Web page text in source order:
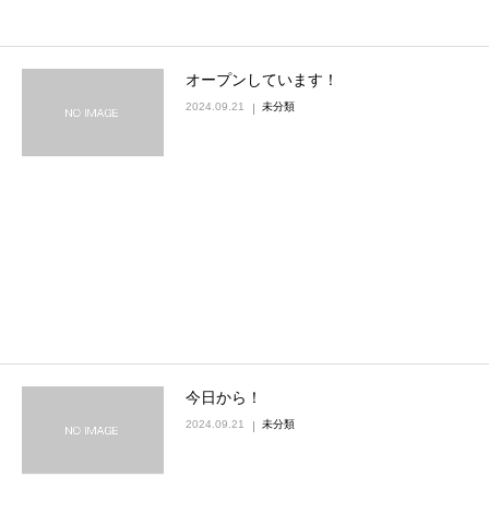
オープンしています！
2024.09.21 未分類
今日から！
2024.09.21 未分類